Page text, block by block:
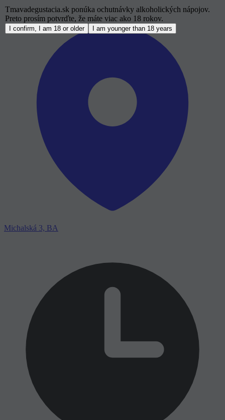
Tmavadegustacia.sk ponúka ochutnávky alkoholických nápojov.
Preto prosím potvrďte, že máte viac ako 18 rokov.
I confirm, I am 18 or older I am younger than 18 years
Michalská 3, BA